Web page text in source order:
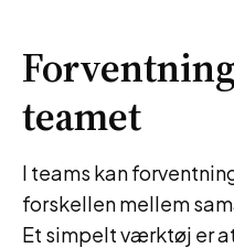
teamet
I teams kan
forskellen mellem
Et simpelt værktøj er